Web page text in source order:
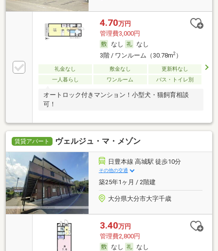
4.70万円
管理費3,000円
なし
なし
3階 / ワンルーム（30.78m2）
礼金なし 敷金なし
更新料なし
一人暮らし
ワンルーム バス・トイレ別
オートロック付きマンション！小型犬・猫飼育相談
可！
賃貸アパート ヴェルジュ・マ・メゾン
日豊本線 高城駅 徒歩10分
その他の交通
築25年1ヶ月 / 2階建
大分県大分市大字千歳
3.40万円
管理費2,800円
なし
なし